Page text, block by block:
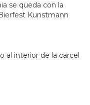
se queda con la
Kunstmann
al interior de la carcel